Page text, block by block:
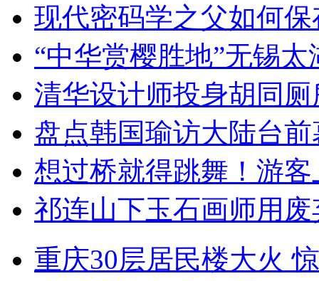
现代密码学之父如何
“中华赏樱胜地”无锡
清华设计师投身胡同
盘点韩国瑜访大陆台
想过桥就得跳舞！游客
祁连山下玉石画师用
重庆30层居民楼大火